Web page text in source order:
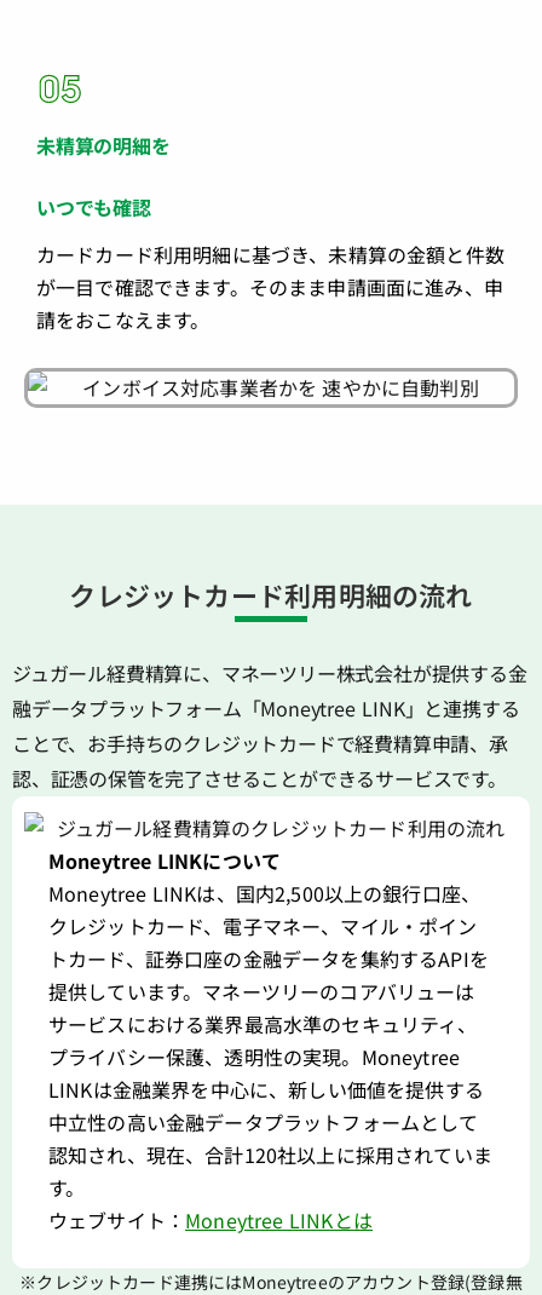
未精算の明細を
いつでも確認
カードカード利用明細に基づき、未精算の金額と件数
が一目で確認できます。そのまま申請画面に進み、申
請をおこなえます。
クレジットカード利用明細の流れ
ジュガール経費精算に、マネーツリー株式会社が提供する金
融データプラットフォーム「Moneytree LINK」と連携する
ことで、お手持ちのクレジットカードで経費精算申請、承
認、証憑の保管を完了させることができるサービスです。
Moneytree LINKについて
Moneytree LINKは、国内2,500以上の銀行口座、
クレジットカード、電子マネー、マイル・ポイン
トカード、証券口座の金融データを集約するAPIを
提供しています。マネーツリーのコアバリューは
サービスにおける業界最高水準のセキュリティ、
プライバシー保護、透明性の実現。Moneytree
LINKは金融業界を中心に、新しい価値を提供する
中立性の高い金融データプラットフォームとして
認知され、現在、合計120社以上に採用されていま
す。
ウェブサイト： Moneytree LINKとは
※クレジットカード連携にはMoneytreeのアカウント登録(登録無